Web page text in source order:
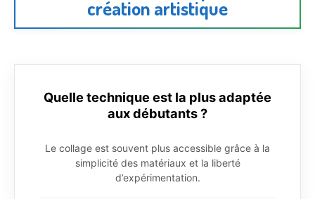
création artistique
Quelle technique est la plus adaptée
aux débutants ?
Le collage est souvent plus accessible grâce à la
simplicité des matériaux et la liberté
d’expérimentation.